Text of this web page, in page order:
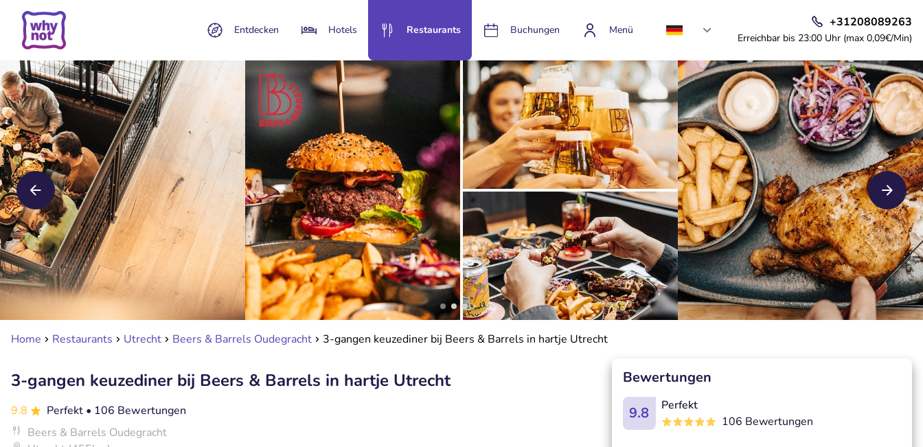
Entdecken Hotels Restaurants Buchungen Menü
+31208089263
Erreichbar bis 23:00 Uhr (max 0,09€/Min)
Home Restaurants Utrecht Beers & Barrels Oudegracht 3-gangen keuzediner bij Beers & Barrels in hartje Utrecht
3-gangen keuzediner bij Beers & Barrels in hartje Utrecht
9.8 Perfekt • 106 Bewertungen
Beers & Barrels Oudegracht
Bewertungen
9.8
Perfekt
106 Bewertungen